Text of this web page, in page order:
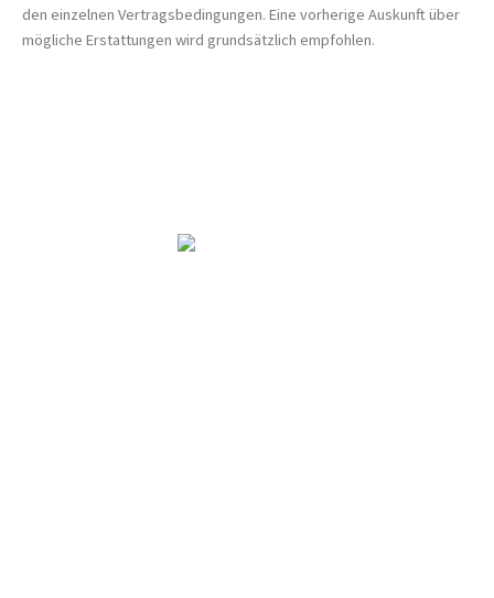
den einzelnen Vertragsbedingungen. Eine vorherige Auskunft über
mögliche Erstattungen wird grundsätzlich empfohlen.